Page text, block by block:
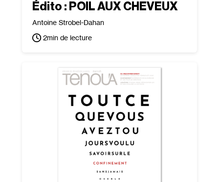
Édito : POIL AUX CHEVEUX
Antoine Strobel-Dahan
2min de lecture